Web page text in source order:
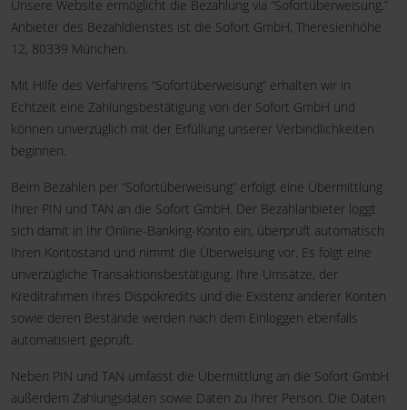
Unsere Website ermöglicht die Bezahlung via “Sofortüberweisung.”
Anbieter des Bezahldienstes ist die Sofort GmbH, Theresienhöhe
12, 80339 München.
Mit Hilfe des Verfahrens “Sofortüberweisung” erhalten wir in
Echtzeit eine Zahlungsbestätigung von der Sofort GmbH und
können unverzüglich mit der Erfüllung unserer Verbindlichkeiten
beginnen.
Beim Bezahlen per “Sofortüberweisung” erfolgt eine Übermittlung
Ihrer PIN und TAN an die Sofort GmbH. Der Bezahlanbieter loggt
sich damit in Ihr Online-Banking-Konto ein, überprüft automatisch
Ihren Kontostand und nimmt die Überweisung vor. Es folgt eine
unverzügliche Transaktionsbestätigung. Ihre Umsätze, der
Kreditrahmen Ihres Dispokredits und die Existenz anderer Konten
sowie deren Bestände werden nach dem Einloggen ebenfalls
automatisiert geprüft.
Neben PIN und TAN umfasst die Übermittlung an die Sofort GmbH
außerdem Zahlungsdaten sowie Daten zu Ihrer Person. Die Daten